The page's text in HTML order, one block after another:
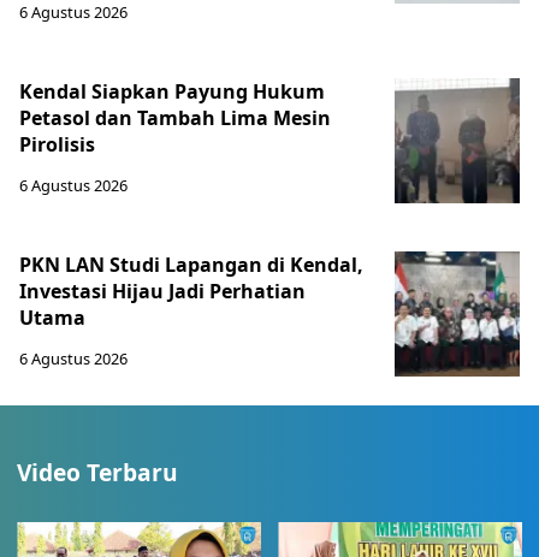
6 Agustus 2026
Kendal Siapkan Payung Hukum
Petasol dan Tambah Lima Mesin
Pirolisis
6 Agustus 2026
PKN LAN Studi Lapangan di Kendal,
Investasi Hijau Jadi Perhatian
Utama
6 Agustus 2026
Video Terbaru